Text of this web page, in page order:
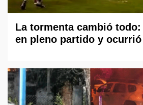
La tormenta cambió
en pleno partido y